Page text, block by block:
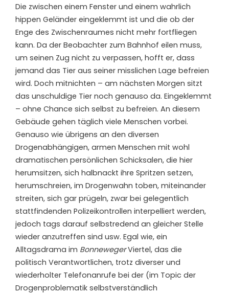
Die zwischen einem Fenster und einem wahrlich
hippen Geländer eingeklemmt ist und die ob der
Enge des Zwischenraumes nicht mehr fortfliegen
kann. Da der Beobachter zum Bahnhof eilen muss,
um seinen Zug nicht zu verpassen, hofft er, dass
jemand das Tier aus seiner misslichen Lage befreien
wird. Doch mitnichten – am nächsten Morgen sitzt
das unschuldige Tier noch genauso da. Eingeklemmt
– ohne Chance sich selbst zu befreien. An diesem
Gebäude gehen täglich viele Menschen vorbei.
Genauso wie übrigens an den diversen
Drogenabhängigen, armen Menschen mit wohl
dramatischen persönlichen Schicksalen, die hier
herumsitzen, sich halbnackt ihre Spritzen setzen,
herumschreien, im Drogenwahn toben, miteinander
streiten, sich gar prügeln, zwar bei gelegentlich
stattfindenden Polizeikontrollen interpelliert werden,
jedoch tags darauf selbstredend an gleicher Stelle
wieder anzutreffen sind usw. Egal wie, ein
Alltagsdrama im BonnewegerViertel, das die
politisch Verantwortlichen, trotz diverser und
wiederholter Telefonanrufe bei der (im Topic der
Drogenproblematik selbstverständlich